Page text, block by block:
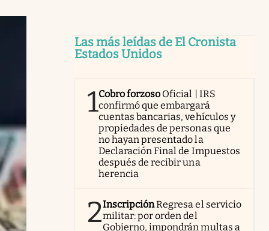
Las más leídas de El Cronista
Estados Unidos
1Cobro forzoso Oficial | IRS
confirmó que embargará
cuentas bancarias, vehículos y
propiedades de personas que
no hayan presentado la
Declaración Final de Impuestos
después de recibir una
herencia
2InscripciónRegresa el servicio
militar: por orden del
Gobierno, impondrán multas a